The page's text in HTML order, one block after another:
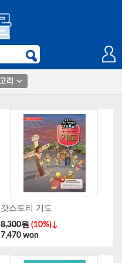
갓스토리 기도
8,300원 (10%)↓
7,470 won